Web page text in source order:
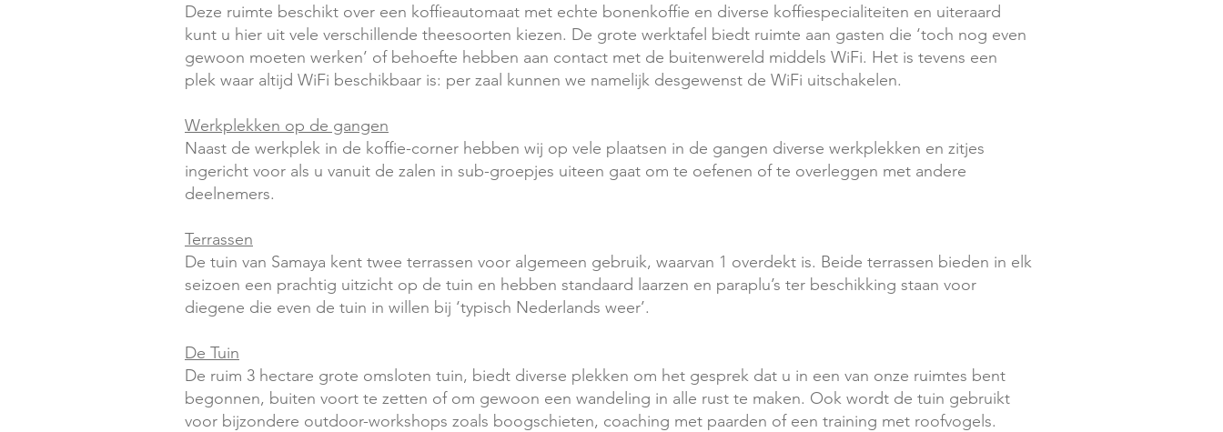
Deze ruimte beschikt over een koffieautomaat met echte bonenkoffie en diverse koffiespecialiteiten en uiteraard
kunt u hier uit vele verschillende theesoorten kiezen. De grote werktafel biedt ruimte aan gasten die ‘toch nog even
gewoon moeten werken’ of behoefte hebben aan contact met de buitenwereld middels WiFi. Het is tevens een
plek waar altijd WiFi beschikbaar is: per zaal kunnen we namelijk desgewenst de WiFi uitschakelen.
Werkplekken op de gangen
Naast de werkplek in de koffie-corner hebben wij op vele plaatsen in de gangen diverse werkplekken en zitjes
ingericht voor als u vanuit de zalen in sub-groepjes uiteen gaat om te oefenen of te overleggen met andere
deelnemers.
Terrassen
De tuin van Samaya kent twee terrassen voor algemeen gebruik, waarvan 1 overdekt is. Beide terrassen bieden in elk
seizoen een prachtig uitzicht op de tuin en hebben standaard laarzen en paraplu’s ter beschikking staan voor
diegene die even de tuin in willen bij ‘typisch Nederlands weer’.
De Tuin
De ruim 3 hectare grote omsloten tuin, biedt diverse plekken om het gesprek dat u in een van onze ruimtes bent
begonnen, buiten voort te zetten of om gewoon een wandeling in alle rust te maken. Ook wordt de tuin gebruikt
voor bijzondere outdoor-workshops zoals boogschieten, coaching met paarden of een training met roofvogels.